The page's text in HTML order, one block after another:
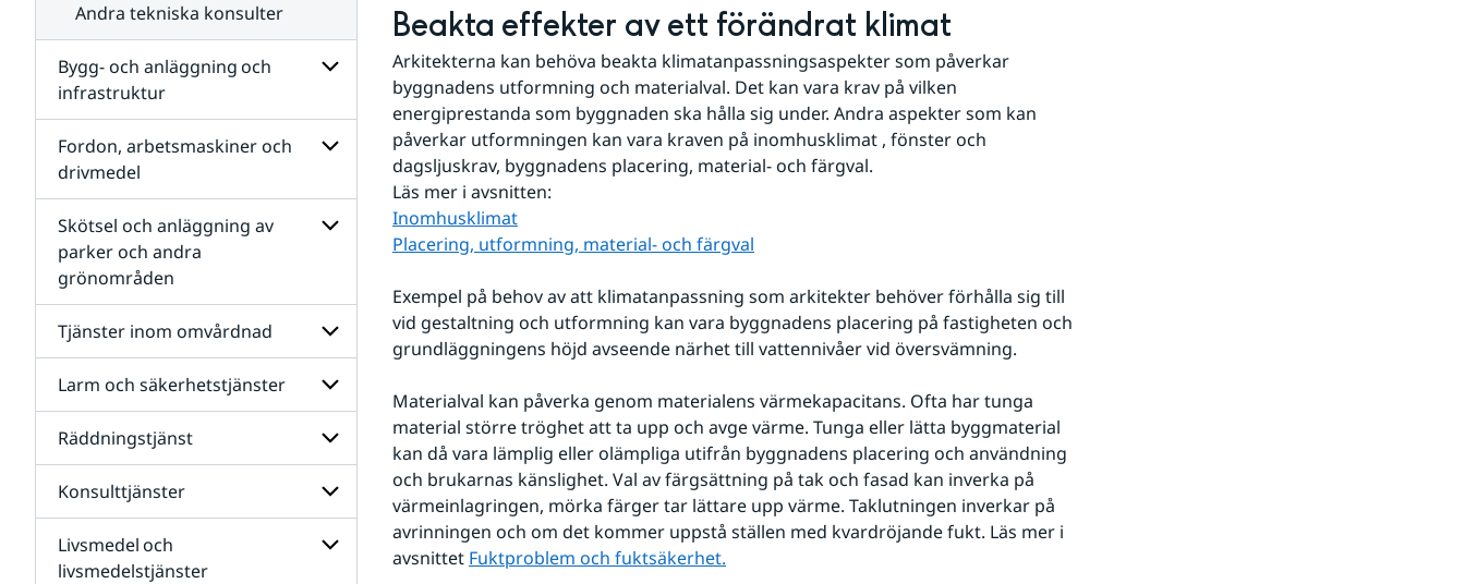
Andra tekniska konsulter
Bygg- och anläggning och
infrastruktur
Undersidor
för
anläggning och
infrastruktur
Fordon, arbetsmaskiner och
drivmedel
Undersidor
för
drivmedel
Skötsel och anläggning av
parker och andra
grönområden
Undersidor
för
Skötsel
och
anläggning
av
och
andra
grönområden
Tjänster inom omvårdnad
Undersidor
för
Tjänster
inom
omvårdnad
Larm och säkerhetstjänster
Undersidor
för
Larm
och
säkerhetstjänster
Räddningstjänst
Undersidor
för
Räddningstjänst
Konsulttjänster
Undersidor
Livsmedel och
livsmedelstjänster
Beakta effekter av ett förändrat klimat
Arkitekterna kan behöva beakta klimatanpassningsaspekter som påverkar
byggnadens utformning och materialval. Det kan vara krav på vilken
energiprestanda som byggnaden ska hålla sig under. Andra aspekter som kan
påverkar utformningen kan vara kraven på inomhusklimat , fönster och
dagsljuskrav, byggnadens placering, material- och färgval.
Läs mer i avsnitten:
Inomhusklimat
Placering, utformning, material- och färgval
Exempel på behov av att klimatanpassning som arkitekter behöver förhålla sig till
vid gestaltning och utformning kan vara byggnadens placering på fastigheten och
grundläggningens höjd avseende närhet till vattennivåer vid översvämning.
Materialval kan påverka genom materialens värmekapacitans. Ofta har tunga
material större tröghet att ta upp och avge värme. Tunga eller lätta byggmaterial
kan då vara lämplig eller olämpliga utifrån byggnadens placering och användning
och brukarnas känslighet. Val av färgsättning på tak och fasad kan inverka på
värmeinlagringen, mörka färger tar lättare upp värme. Taklutningen inverkar på
avrinningen och om det kommer uppstå ställen med kvardröjande fukt. Läs mer i
avsnittet Fuktproblem och fuktsäkerhet.